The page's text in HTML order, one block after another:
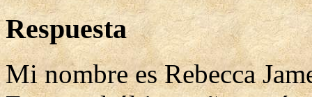
Respuesta
Mi nombre es Rebecca